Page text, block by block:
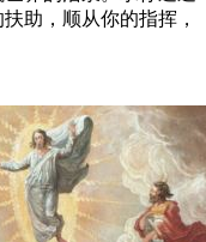
助，顺从你的指挥，